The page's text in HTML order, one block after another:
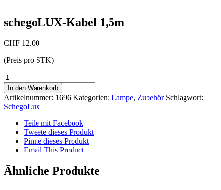
schegoLUX-Kabel 1,5m
CHF 12.00
(Preis pro STK)
schegoLUX-
Kabel
1,5m
Menge
In den Warenkorb
Artikelnummer: 1696 Kategorien: Lampe, Zubehör Schlagwort:
SchegoLux
Teile mit Facebook
Tweete dieses Produkt
Pinne dieses Produkt
Email This Product
Ähnliche Produkte